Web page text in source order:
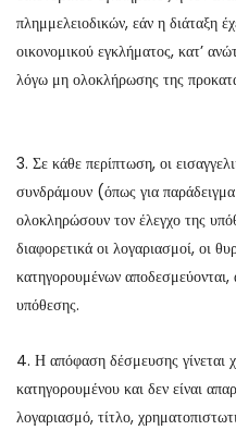
πλημμελειοδικών, εάν η διάταξη
οικονομικού εγκλήματος, κατ’
λόγω μη ολοκλήρωσης της
3. Σε κάθε περίπτωση, οι
συνδράμουν (όπως για
ολοκληρώσουν τον έλεγχο της
διαφορετικά οι λογαριασμοί, οι
κατηγορουμένων αποδεσμεύονται,
υπόθεσης.
4. Η απόφαση δέσμευσης γίνεται
κατηγορουμένου και δεν είναι
λογαριασμό, τίτλο,